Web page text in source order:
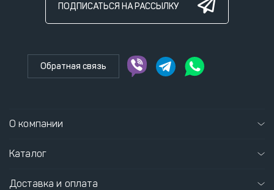
ПОДПИСАТЬСЯ НА РАССЫЛКУ
Обратная связь
О компании
Каталог
Доставка и оплата